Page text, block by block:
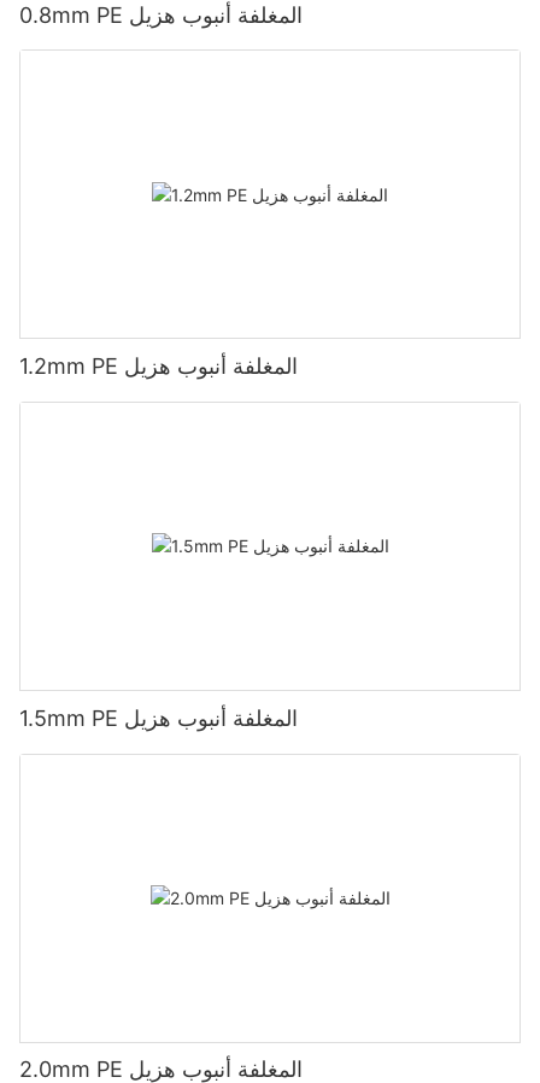
0.8mm PE المغلفة أنبوب هزيل
1.2mm PE المغلفة أنبوب هزيل
1.5mm PE المغلفة أنبوب هزيل
2.0mm PE المغلفة أنبوب هزيل